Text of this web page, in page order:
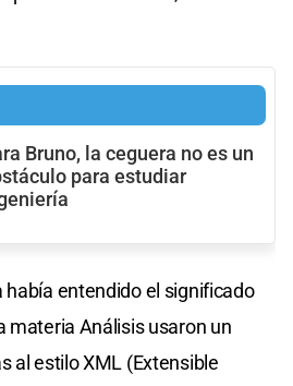
Bruno, la ceguera no es un
para estudiar
había entendido el significado
materia Análisis usaron un
al estilo XML (Extensible